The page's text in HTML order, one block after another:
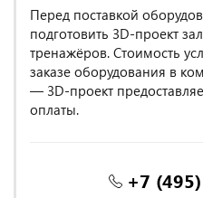
Перед поставкой
подготовить 3D-проект
тренажёров. Стоимость
заказе оборудования в
— 3D-проект
оплаты.
+7